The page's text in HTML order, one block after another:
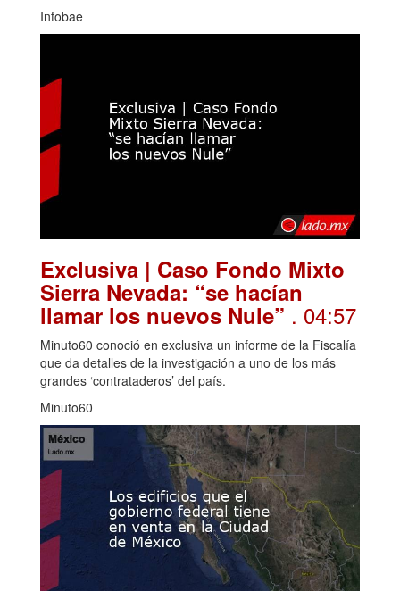
Infobae
Exclusiva | Caso Fondo Mixto
Sierra Nevada: “se hacían
llamar los nuevos Nule” . 04:57
Minuto60 conoció en exclusiva un informe de la Fiscalía
que da detalles de la investigación a uno de los más
grandes ‘contrataderos’ del país.
Minuto60